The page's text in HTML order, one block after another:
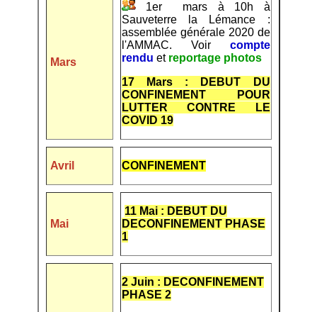
Mars
1er mars à 10h à
Sauveterre la Lémance :
assemblée générale 2020 de
l'AMMAC. Voir compte
rendu et reportage photos
17 Mars : DEBUT DU
CONFINEMENT POUR
LUTTER CONTRE LE
COVID 19
Avril CONFINEMENT
Mai
11 Mai : DEBUT DU
DECONFINEMENT PHASE
1
2 Juin : DECONFINEMENT
PHASE 2